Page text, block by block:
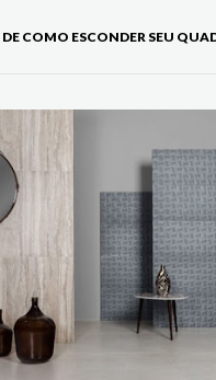
DE COMO ESCONDER SEU